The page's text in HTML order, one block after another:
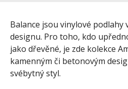
Balance jsou vinylové podlahy
designu. Pro toho, kdo
jako dřevěné, je zde kolekce
kamenným či betonovým
svébytný styl.